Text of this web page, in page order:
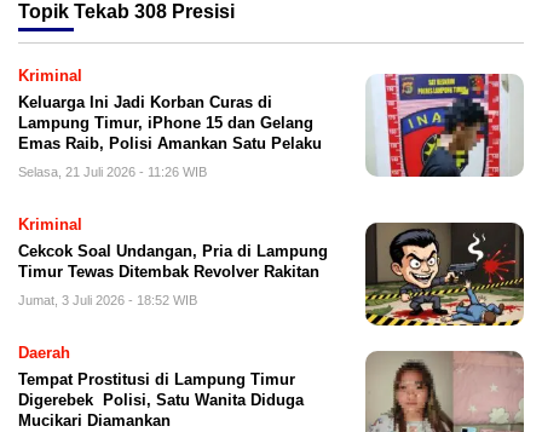
Topik Tekab 308 Presisi
Kriminal
Keluarga Ini Jadi Korban Curas di
Lampung Timur, iPhone 15 dan Gelang
Emas Raib, Polisi Amankan Satu Pelaku
Selasa, 21 Juli 2026 - 11:26 WIB
Kriminal
Cekcok Soal Undangan, Pria di Lampung
Timur Tewas Ditembak Revolver Rakitan
Jumat, 3 Juli 2026 - 18:52 WIB
Daerah
Tempat Prostitusi di Lampung Timur
Digerebek Polisi, Satu Wanita Diduga
Mucikari Diamankan